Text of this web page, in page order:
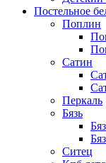
Постельное
Поплин
Сатин
Перкаль
Бязь
Ситец